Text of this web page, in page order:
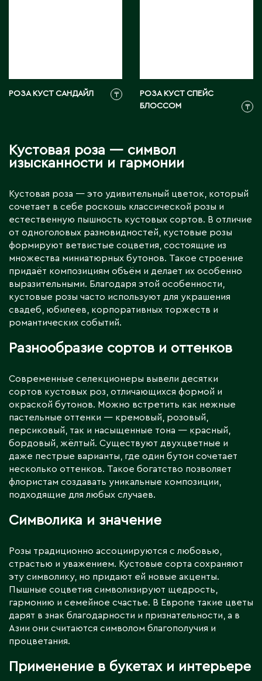
РОЗА КУСТ САНДАЙЛ ₸
РОЗА КУСТ СПЕЙС
БЛОССОМ
₸
Кустовая роза — символ
изысканности и гармонии
Кустовая роза — это удивительный цветок, который
сочетает в себе роскошь классической розы и
естественную пышность кустовых сортов. В отличие
от одноголовых разновидностей, кустовые розы
формируют ветвистые соцветия, состоящие из
множества миниатюрных бутонов. Такое строение
придаёт композициям объём и делает их особенно
выразительными. Благодаря этой особенности,
кустовые розы часто используют для украшения
свадеб, юбилеев, корпоративных торжеств и
романтических событий.
Разнообразие сортов и оттенков
Современные селекционеры вывели десятки
сортов кустовых роз, отличающихся формой и
окраской бутонов. Можно встретить как нежные
пастельные оттенки — кремовый, розовый,
персиковый, так и насыщенные тона — красный,
бордовый, жёлтый. Существуют двухцветные и
даже пестрые варианты, где один бутон сочетает
несколько оттенков. Такое богатство позволяет
флористам создавать уникальные композиции,
подходящие для любых случаев.
Символика и значение
Розы традиционно ассоциируются с любовью,
страстью и уважением. Кустовые сорта сохраняют
эту символику, но придают ей новые акценты.
Пышные соцветия символизируют щедрость,
гармонию и семейное счастье. В Европе такие цветы
дарят в знак благодарности и признательности, а в
Азии они считаются символом благополучия и
процветания.
Применение в букетах и интерьере